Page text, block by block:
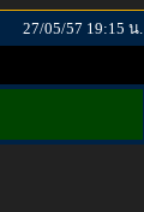
27/05/57 19:15 น.